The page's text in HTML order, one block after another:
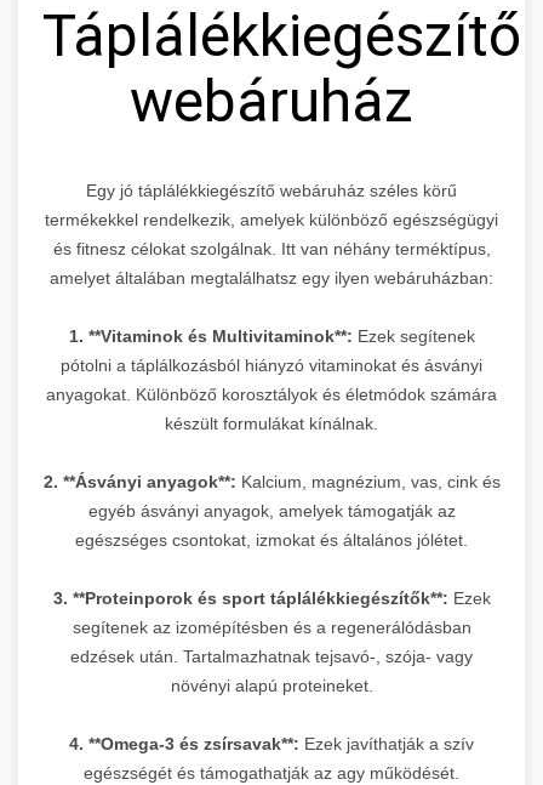
Táplálékkiegészítő
webáruház
Egy jó táplálékkiegészítő webáruház széles körű
termékekkel rendelkezik, amelyek különböző egészségügyi
és fitnesz célokat szolgálnak. Itt van néhány terméktípus,
amelyet általában megtalálhatsz egy ilyen webáruházban:
1. **Vitaminok és Multivitaminok**: Ezek segítenek
pótolni a táplálkozásból hiányzó vitaminokat és ásványi
anyagokat. Különböző korosztályok és életmódok számára
készült formulákat kínálnak.
2. **Ásványi anyagok**: Kalcium, magnézium, vas, cink és
egyéb ásványi anyagok, amelyek támogatják az
egészséges csontokat, izmokat és általános jólétet.
3. **Proteinporok és sport táplálékkiegészítők**: Ezek
segítenek az izomépítésben és a regenerálódásban
edzések után. Tartalmazhatnak tejsavó-, szója- vagy
növényi alapú proteineket.
4. **Omega-3 és zsírsavak**: Ezek javíthatják a szív
egészségét és támogathatják az agy működését.